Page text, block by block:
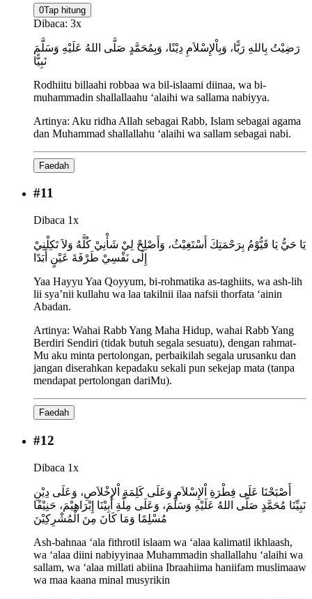
0Tap hitung
Dibaca: 3x
رَضِيْتُ بِاللهِ رَبًّا، وَبِاْلإِسْلاَمِ دِيْنًا، وَبِمُحَمَّدٍ صَلَّى اللهُ عَلَيْهِ وَسَلَّمَ
نَبِيًّا
Rodhiitu billaahi robbaa wa bil-islaami diinaa, wa bi-
muhammadin shallallaahu ‘alaihi wa sallama nabiyya.
Artinya: Aku ridha Allah sebagai Rabb, Islam sebagai agama
dan Muhammad shallallahu ‘alaihi wa sallam sebagai nabi.
Faedah
#11
Dibaca 1x
يَا حَيُّ يَا قَيُّوْمُ بِرَحْمَتِكَ أَسْتَغِيْثُ، وَأَصْلِحْ لِيْ شَأْنِيْ كُلَّهُ وَلاَ تَكِلْنِيْ
إِلَى نَفْسِيْ طَرْفَةَ عَيْنٍ أَبَدًا
Yaa Hayyu Yaa Qoyyum, bi-rohmatika as-taghiits, wa ash-lih
lii sya’nii kullahu wa laa takilnii ilaa nafsii thorfata ‘ainin
Abadan.
Artinya: Wahai Rabb Yang Maha Hidup, wahai Rabb Yang
Berdiri Sendiri (tidak butuh segala sesuatu), dengan rahmat-
Mu aku minta pertolongan, perbaikilah segala urusanku dan
jangan diserahkan kepadaku sekali pun sekejap mata (tanpa
mendapat pertolongan dariMu).
Faedah
#12
Dibaca 1x
أَصْبَحْنَا عَلَى فِطْرَةِ اْلإِسْلاَمِ وَعَلَى كَلِمَةِ اْلإِخْلاَصِ، وَعَلَى دِيْنِ
نَبِيِّنَا مُحَمَّدٍ صَلَّى اللهُ عَلَيْهِ وَسَلَّمَ، وَعَلَى مِلَّةِ أَبِيْنَا إِبْرَاهِيْمَ، حَنِيْفًا
مُسْلِمًا وَمَا كَانَ مِنَ الْمُشْرِكِيْنَ
Ash-bahnaa ‘ala fithrotil islaam wa ‘alaa kalimatil ikhlaash,
wa ‘alaa diini nabiyyinaa Muhammadin shallallahu ‘alaihi wa
sallam, wa ‘alaa millati abiina Ibraahiima haniifam muslimaaw
wa maa kaana minal musyrikin